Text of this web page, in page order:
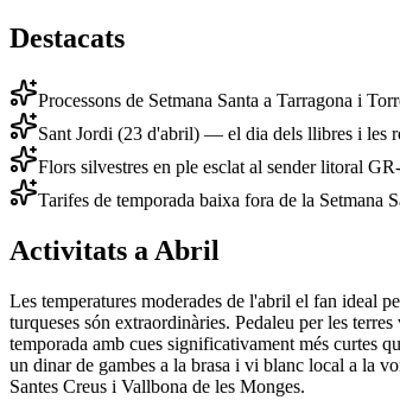
Destacats
Processons de Setmana Santa a Tarragona i
Sant Jordi (23 d'abril) — el dia dels llibres i les
Flors silvestres en ple esclat al sender litoral
Tarifes de temporada baixa fora de la Setmana
Activitats a Abril
Les temperatures moderades de l'abril el fan ideal
turqueses són extraordinàries. Pedaleu per les
temporada amb cues significativament més curtes
un dinar de gambes a la brasa i vi blanc local a la
Santes Creus i Vallbona de les Monges.